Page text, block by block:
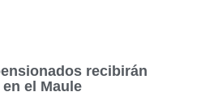
recibirán
el Maule